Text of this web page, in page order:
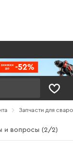
Запчасти для
и вопросы (2/2)